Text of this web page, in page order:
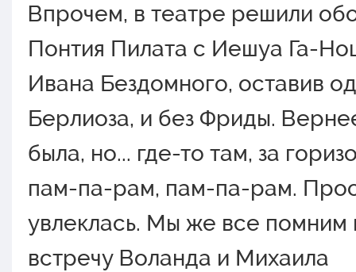
Впрочем, в театре решили
Понтия Пилата с Иешуа Га-
Ивана Бездомного, оставив
Берлиоза, и без Фриды.
была, но... где-то там, за
пам-па-рам, пам-па-рам.
увлеклась. Мы же все помним
встречу Воланда и Михаила